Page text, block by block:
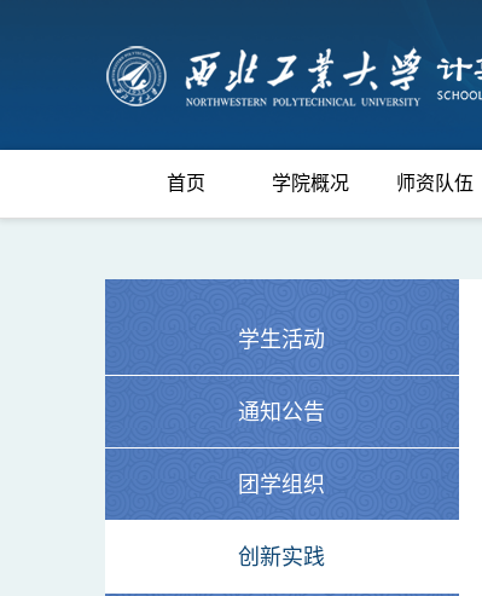
首页 学院概况 师资队伍
学生活动
通知公告
团学组织
创新实践